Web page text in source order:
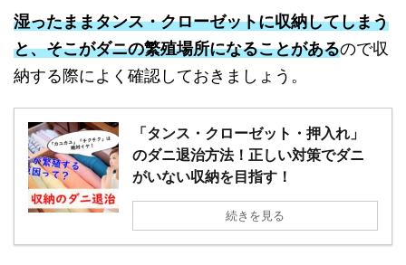
湿ったままタンス・クローゼットに収納してしまう
と、そこがダニの繁殖場所になることがあるので収
納する際によく確認しておきましょう。
「タンス・クローゼット・押入れ」
のダニ退治方法！正しい対策でダニ
がいない収納を目指す！
続きを見る